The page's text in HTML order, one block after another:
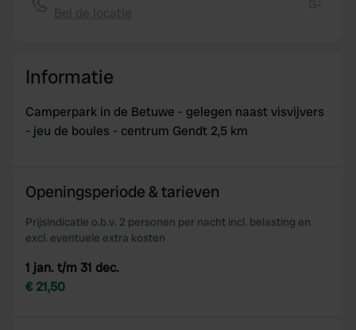
Informatie
Camperpark in de Betuwe - gelegen naast visvijvers
- jeu de boules - centrum Gendt 2,5 km
Openingsperiode & tarieven
Prijsindicatie o.b.v. 2 personen per nacht incl. belasting en
excl. eventuele extra kosten
1 jan. t/m 31 dec.
€ 21,50